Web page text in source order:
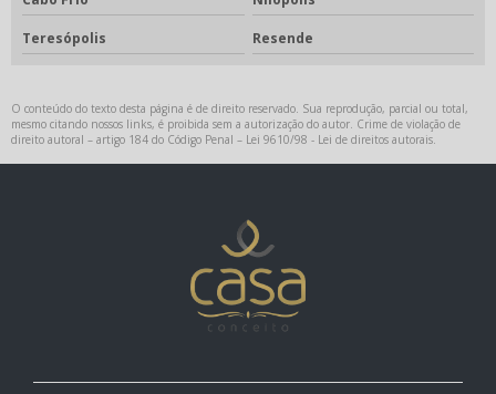
Teresópolis Resende
O conteúdo do texto desta página é de direito reservado. Sua reprodução, parcial ou total,
mesmo citando nossos links, é proibida sem a autorização do autor. Crime de violação de
direito autoral – artigo 184 do Código Penal – Lei 9610/98 - Lei de direitos autorais.